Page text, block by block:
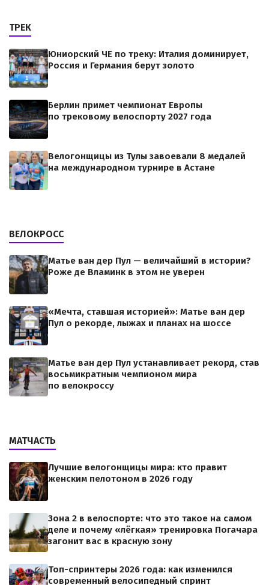
ТРЕК
Юниорский ЧЕ по треку: Италия доминирует,
Россия и Германия берут золото
Берлин примет чемпионат Европы
по трековому велоспорту 2027 года
Велогонщицы из Тулы завоевали 8 медалей
на международном турнире в Астане
ВЕЛОКРОСС
Матье ван дер Пул — величайший в истории?
Роже де Вламинк в этом не уверен
«Мечта, ставшая историей»: Матье ван дер
Пул о рекорде, лыжах и планах на шоссе
Матье ван дер Пул устанавливает рекорд, став
восьмикратным чемпионом мира
по велокроссу
МАТЧАСТЬ
Лучшие велогонщицы мира: кто правит
женским пелотоном в 2026 году
Зона 2 в велоспорте: что это такое на самом
деле и почему «лёгкая» тренировка Погачара
загонит вас в красную зону
Топ-спринтеры 2026 года: как изменился
современный велосипедный спринт